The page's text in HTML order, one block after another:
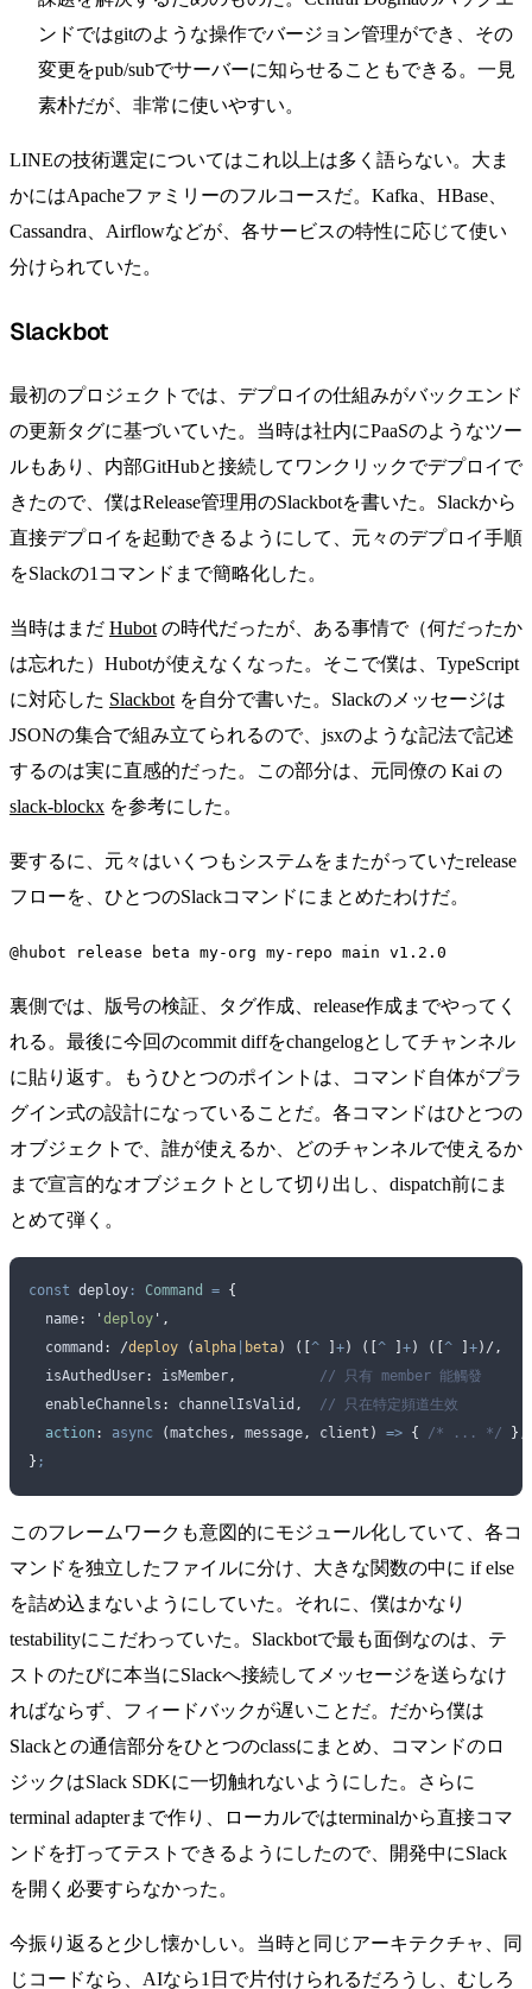
ンドではgitのような操作でバージョン管理ができ、その
変更をpub/subでサーバーに知らせることもできる。一見
素朴だが、非常に使いやすい。
LINEの技術選定についてはこれ以上は多く語らない。大ま
かにはApacheファミリーのフルコースだ。Kafka、HBase、
Cassandra、Airflowなどが、各サービスの特性に応じて使い
分けられていた。
Slackbot
最初のプロジェクトでは、デプロイの仕組みがバックエンド
の更新タグに基づいていた。当時は社内にPaaSのようなツー
ルもあり、内部GitHubと接続してワンクリックでデプロイで
きたので、僕はRelease管理用のSlackbotを書いた。Slackから
直接デプロイを起動できるようにして、元々のデプロイ手順
をSlackの1コマンドまで簡略化した。
当時はまだ Hubot の時代だったが、ある事情で（何だったか
は忘れた）Hubotが使えなくなった。そこで僕は、TypeScript
に対応した Slackbot を自分で書いた。Slackのメッセージは
JSONの集合で組み立てられるので、jsxのような記法で記述
するのは実に直感的だった。この部分は、元同僚の Kai の
slack-blockx を参考にした。
要するに、元々はいくつもシステムをまたがっていたrelease
フローを、ひとつのSlackコマンドにまとめたわけだ。
@hubot release beta my-org my-repo main v1.2.0
裏側では、版号の検証、タグ作成、release作成までやってく
れる。最後に今回のcommit diffをchangelogとしてチャンネル
に貼り返す。もうひとつのポイントは、コマンド自体がプラ
グイン式の設計になっていることだ。各コマンドはひとつの
オブジェクトで、誰が使えるか、どのチャンネルで使えるか
まで宣言的なオブジェクトとして切り出し、dispatch前にま
とめて弾く。
const deploy : Command = {
  name
: 'deploy ' ,
  command
: /deploy (alpha beta) ([^ ]+) ([^ ]+) ([^ ]+)/ ,
  isAuthedUser
: isMember,
          // 只有 member 能觸發
  enableChannels
: channelIsValid ,
  // 只在特定頻道生效
  action
: async (matches , message, client ) => { /* ... */ },
} ;
このフレームワークも意図的にモジュール化していて、各コ
マンドを独立したファイルに分け、大きな関数の中に if else
を詰め込まないようにしていた。それに、僕はかなり
testabilityにこだわっていた。Slackbotで最も面倒なのは、テ
ストのたびに本当にSlackへ接続してメッセージを送らなけ
ればならず、フィードバックが遅いことだ。だから僕は
Slackとの通信部分をひとつのclassにまとめ、コマンドのロ
ジックはSlack SDKに一切触れないようにした。さらに
terminal adapterまで作り、ローカルではterminalから直接コマ
ンドを打ってテストできるようにしたので、開発中にSlack
を開く必要すらなかった。
今振り返ると少し懐かしい。当時と同じアーキテクチャ、同
じコードなら、AIなら1日で片付けられるだろうし、むしろ